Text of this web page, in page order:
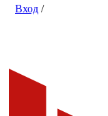
Вход /